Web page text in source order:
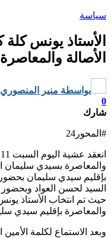
سياسة
الأستاذ يونس كلة
الأصالة
بواسطة منير المنصوري
0
شارك
#المحور24
والمعاصرة بسيدي سليمان
بإقليم سيدي سليمان بحضور
السيد لحسن العواد
حيث تم انتخاب الأستاذ
والمعاصرة بإقليم سيدي
وبعد الاستماع لكلمة